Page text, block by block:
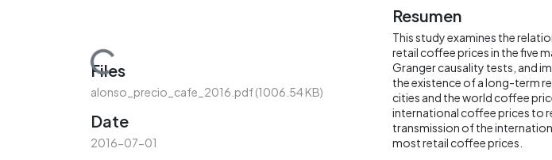
Loading...
Files
alonso_precio_cafe_2016.pdf(1006.54 KB)
Date
2016-07-01
Resumen
This study examines the
retail coffee prices in the five
Granger causality tests, and
the existence of a long-term
cities and the world coffee
international coffee prices to
transmission of the
most retail coffee prices.